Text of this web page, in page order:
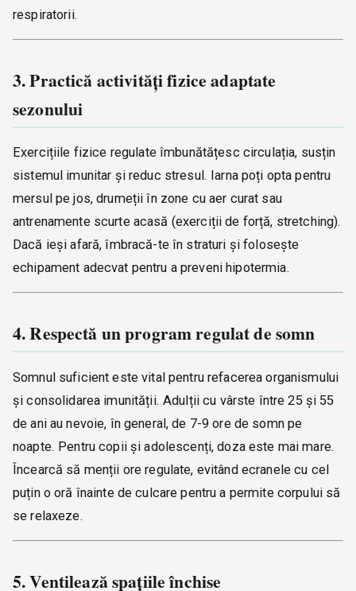
respiratorii.
3. Practică activități fizice adaptate
sezonului
Exercițiile fizice regulate îmbunătățesc circulația, susțin
sistemul imunitar și reduc stresul. Iarna poți opta pentru
mersul pe jos, drumeții în zone cu aer curat sau
antrenamente scurte acasă (exerciții de forță, stretching).
Dacă ieși afară, îmbracă-te în straturi și folosește
echipament adecvat pentru a preveni hipotermia.
4. Respectă un program regulat de somn
Somnul suficient este vital pentru refacerea organismului
și consolidarea imunității. Adulții cu vârste între 25 și 55
de ani au nevoie, în general, de 7-9 ore de somn pe
noapte. Pentru copii și adolescenți, doza este mai mare.
Încearcă să menții ore regulate, evitând ecranele cu cel
puțin o oră înainte de culcare pentru a permite corpului să
se relaxeze.
5. Ventilează spațiile închise